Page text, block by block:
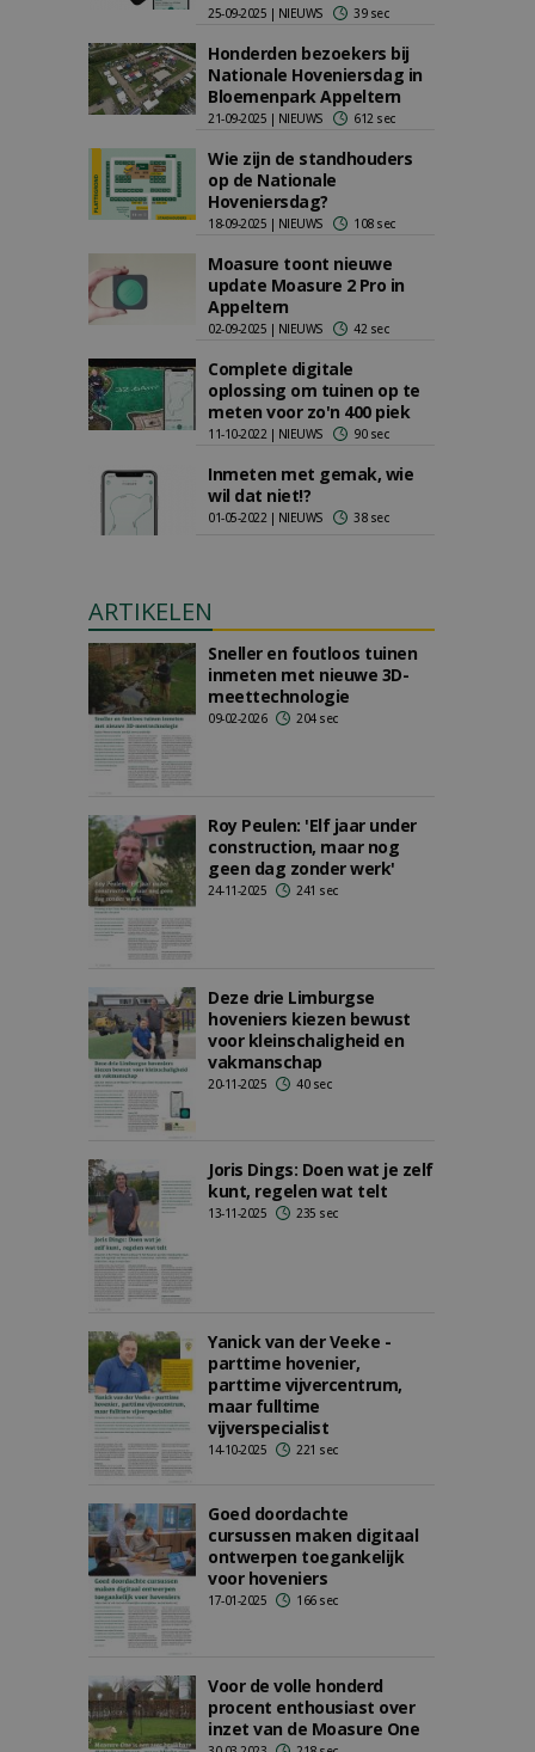
25-09-2025 | NIEUWS 39 sec
Honderden bezoekers bij
Nationale Hoveniersdag in
Bloemenpark Appeltern
21-09-2025 | NIEUWS 612 sec
Wie zijn de standhouders
op de Nationale
Hoveniersdag?
18-09-2025 | NIEUWS 108 sec
Moasure toont nieuwe
update Moasure 2 Pro in
Appeltern
02-09-2025 | NIEUWS 42 sec
Complete digitale
oplossing om tuinen op te
meten voor zo'n 400 piek
11-10-2022 | NIEUWS 90 sec
Inmeten met gemak, wie
wil dat niet!?
01-05-2022 | NIEUWS 38 sec
ARTIKELEN
Sneller en foutloos tuinen
inmeten met nieuwe 3D-
meettechnologie
09-02-2026 204 sec
Roy Peulen: 'Elf jaar under
construction, maar nog
geen dag zonder werk'
24-11-2025 241 sec
Deze drie Limburgse
hoveniers kiezen bewust
voor kleinschaligheid en
vakmanschap
20-11-2025 40 sec
Joris Dings: Doen wat je zelf
kunt, regelen wat telt
13-11-2025 235 sec
Yanick van der Veeke -
parttime hovenier,
parttime vijvercentrum,
maar fulltime
vijverspecialist
14-10-2025 221 sec
Goed doordachte
cursussen maken digitaal
ontwerpen toegankelijk
voor hoveniers
17-01-2025 166 sec
Voor de volle honderd
procent enthousiast over
inzet van de Moasure One